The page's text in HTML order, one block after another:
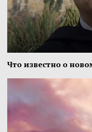
Что известно о